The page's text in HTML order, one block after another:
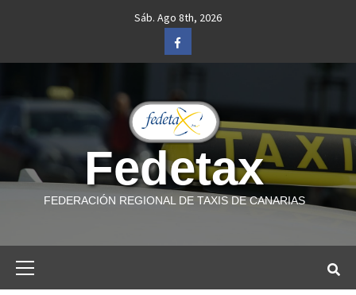
Sáb. Ago 8th, 2026
Facebook
Fedetax
FEDERACIÓN REGIONAL DE TAXIS DE CANARIAS